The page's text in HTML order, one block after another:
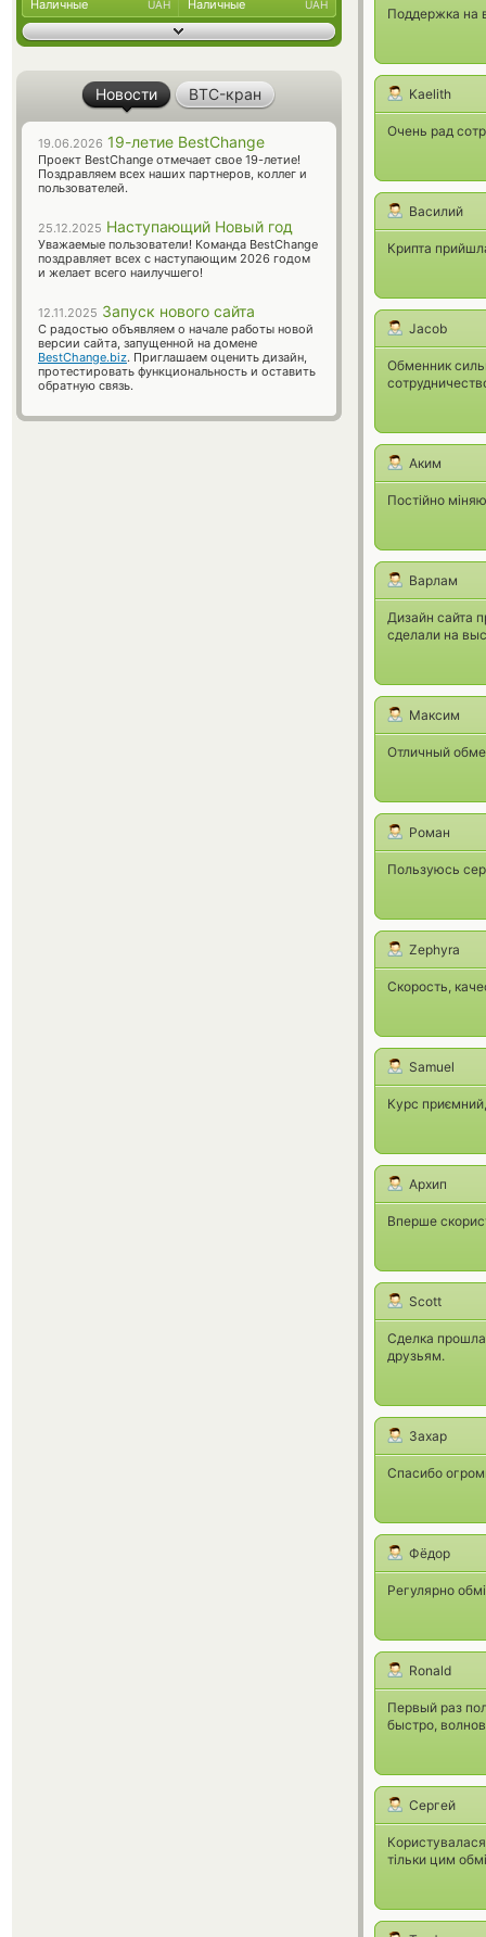
Поддержка на
Kaelith
Очень рад
Василий
Крипта
Jacob
Обменник
Аким
Постійно
Варлам
Дизайн сайта
сделали на
Максим
Отличный
Роман
Пользуюсь
Zephyra
Скорость,
Samuel
Курс
Архип
Вперше
Scott
Сделка
друзьям.
Захар
Спасибо
Фёдор
Регулярно
Ronald
Первый раз
быстро,
Сергей
тільки цим
Наличные UAH Наличные UAH
Новости BTC-кран
19.06.2026 19-летие BestChange
Проект BestChange отмечает свое 19-летие!
Поздравляем всех наших партнеров, коллег и
пользователей.
25.12.2025 Наступающий Новый год
Уважаемые пользователи! Команда BestChange
поздравляет всех с наступающим 2026 годом
и желает всего наилучшего!
12.11.2025 Запуск нового сайта
С радостью объявляем о начале работы новой
версии сайта, запущенной на домене
BestChange.biz. Приглашаем оценить дизайн,
протестировать функциональность и оставить
обратную связь.